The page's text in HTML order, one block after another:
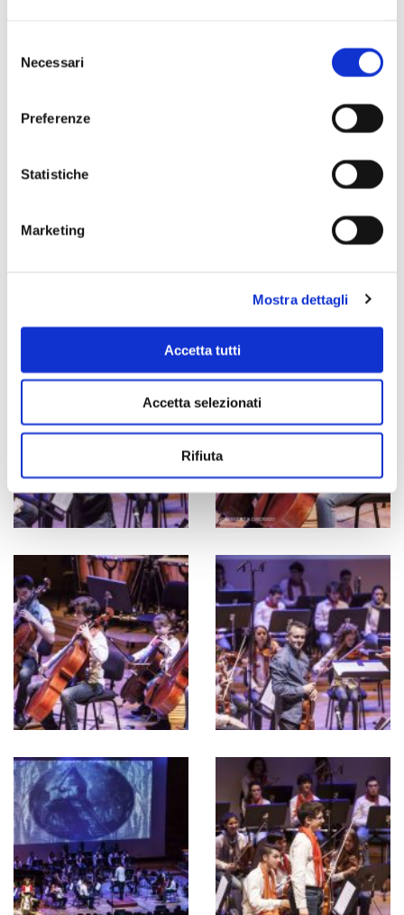
delNecessari
Preferenze
Statistiche
Marketing
Mostra dettagli
Accetta tutti
Accetta selezionati
Rifiuta